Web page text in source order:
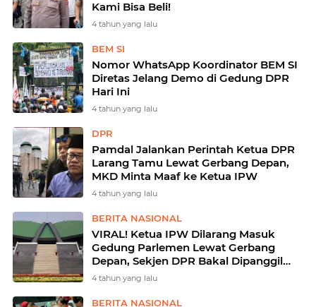
Kami Bisa Beli!
4 tahun yang lalu
BEM SI
Nomor WhatsApp Koordinator BEM SI
Diretas Jelang Demo di Gedung DPR
Hari Ini
4 tahun yang lalu
DPR
Pamdal Jalankan Perintah Ketua DPR
Larang Tamu Lewat Gerbang Depan,
MKD Minta Maaf ke Ketua IPW
4 tahun yang lalu
BERITA NASIONAL
VIRAL! Ketua IPW Dilarang Masuk
Gedung Parlemen Lewat Gerbang
Depan, Sekjen DPR Bakal Dipanggil
MKD
4 tahun yang lalu
BERITA NASIONAL